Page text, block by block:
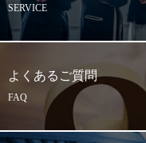
SERVICE
よくあるご質問
FAQ